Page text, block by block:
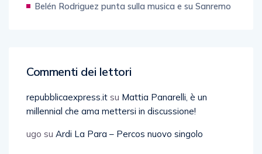
Belén Rodriguez punta sulla musica e su Sanremo
Commenti dei lettori
repubblicaexpress.it su Mattia Panarelli, è un
millennial che ama mettersi in discussione!
ugo su Ardi La Para – Percos nuovo singolo